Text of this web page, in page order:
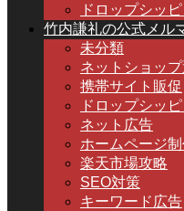
ドロップシッ
竹内謙礼の公式メル
未分類
ネットショッ
携帯サイト販促
ドロップシッ
ネット広告
ホームページ
楽天市場攻略
SEO対策
キーワード広告